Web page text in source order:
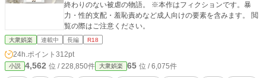
終わりのない被虐の物語。 ※本作はフィクションです。暴
力・性的支配・羞恥責めなど成人向けの要素を含みます。 閲
覧の際はご注意ください。
大衆娯楽 連載中 長編 R18
24h.ポイント 312pt
小説 4,562 位 / 228,850件 大衆娯楽 65 位 / 6,075件